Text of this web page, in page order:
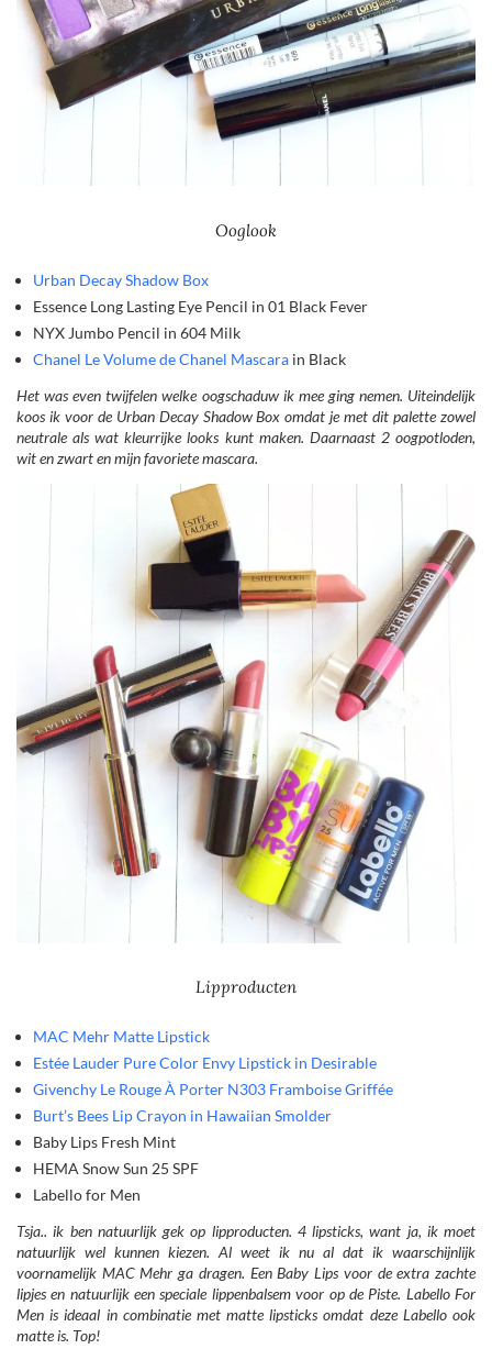
Ooglook
Urban Decay Shadow Box
Essence Long Lasting Eye Pencil in 01 Black Fever
NYX Jumbo Pencil in 604 Milk
Chanel Le Volume de Chanel Mascara in Black
Het was even twijfelen welke oogschaduw ik mee ging nemen. Uiteindelijk
koos ik voor de Urban Decay Shadow Box omdat je met dit palette zowel
neutrale als wat kleurrijke looks kunt maken. Daarnaast 2 oogpotloden,
wit en zwart en mijn favoriete mascara.
Lipproducten
MAC Mehr Matte Lipstick
Estée Lauder Pure Color Envy Lipstick in Desirable
Givenchy Le Rouge À Porter N303 Framboise Griffée
Burt’s Bees Lip Crayon in Hawaiian Smolder
Baby Lips Fresh Mint
HEMA Snow Sun 25 SPF
Labello for Men
Tsja.. ik ben natuurlijk gek op lipproducten. 4 lipsticks, want ja, ik moet
natuurlijk wel kunnen kiezen. Al weet ik nu al dat ik waarschijnlijk
voornamelijk MAC Mehr ga dragen. Een Baby Lips voor de extra zachte
lipjes en natuurlijk een speciale lippenbalsem voor op de Piste. Labello For
Men is ideaal in combinatie met matte lipsticks omdat deze Labello ook
matte is. Top!